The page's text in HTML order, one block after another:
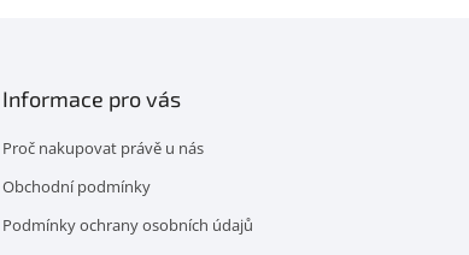
Informace pro vás
Proč nakupovat právě u nás
Obchodní podmínky
Podmínky ochrany osobních údajů